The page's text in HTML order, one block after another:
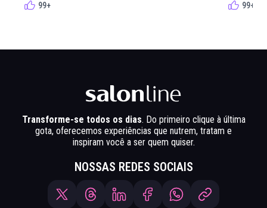
99+ 99+
Transforme-se todos os dias. Do primeiro clique à última
gota, oferecemos experiências que nutrem, tratam e
inspiram você a ser quem quiser.
NOSSAS REDES SOCIAIS